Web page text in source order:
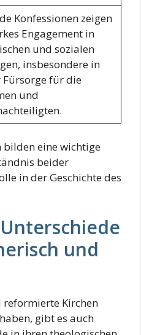
Konfessionen zeigen
Engagement in
und sozialen
insbesondere in
Fürsorge für die
und
bilden eine wichtige
beider
in der Geschichte des
und
Kirchen
gibt es auch